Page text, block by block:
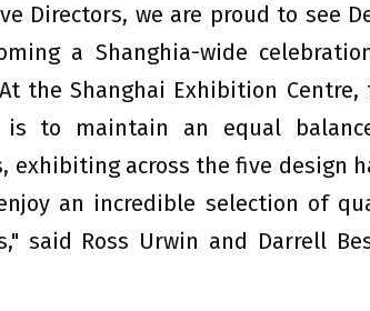
Directors, we are proud to see
a Shanghia-wide
the Shanghai Exhibition
is to maintain an equal
exhibiting across the five design
an incredible selection of
said Ross Urwin and Darrell